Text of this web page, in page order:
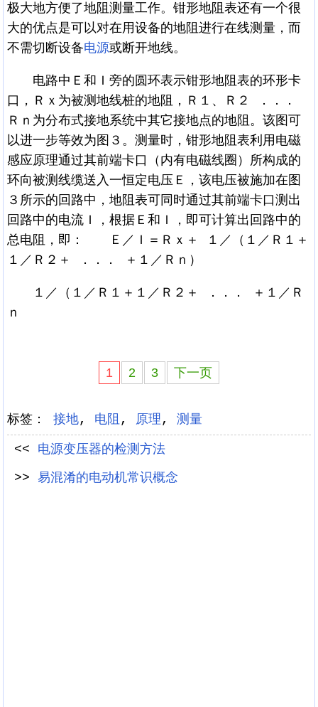
极大地方便了地阻测量工作。钳形地阻表还有一个很
大的优点是可以对在用设备的地阻进行在线测量，而
不需切断设备电源或断开地线。
电路中Ｅ和Ｉ旁的圆环表示钳形地阻表的环形卡
口，Ｒｘ为被测地线桩的地阻，Ｒ１、Ｒ２ ．．．
Ｒｎ为分布式接地系统中其它接地点的地阻。该图可
以进一步等效为图３。测量时，钳形地阻表利用电磁
感应原理通过其前端卡口（内有电磁线圈）所构成的
环向被测线缆送入一恒定电压Ｅ，该电压被施加在图
３所示的回路中，地阻表可同时通过其前端卡口测出
回路中的电流Ｉ，根据Ｅ和Ｉ，即可计算出回路中的
总电阻，即： Ｅ／Ｉ＝Ｒｘ＋ １／（１／Ｒ１＋
１／Ｒ２＋ ．．． ＋１／Ｒｎ）
１／（１／Ｒ１＋１／Ｒ２＋ ．．． ＋１／Ｒ
ｎ
1 2 3 下一页
标签： 接地, 电阻 , 原理 , 测量
<< 电源变压器的检测方法
>> 易混淆的电动机常识概念